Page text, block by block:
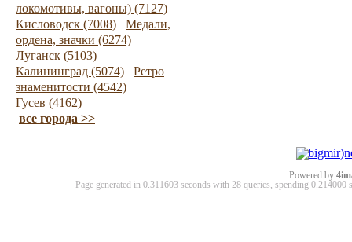
локомотивы, вагоны) (7127)
Кисловодск (7008)
Медали,
ордена, значки (6274)
Луганск (5103)
Калининград (5074)
Ретро
знаменитости (4542)
Гусев (4162)
все города >>
Powered by
Page generated in 0.311603 seconds with 28 queries, spending